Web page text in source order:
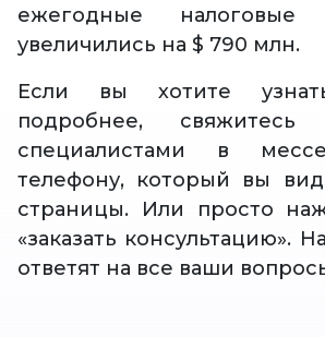
ежегодные налоговые
увеличились на $ 790 млн.
Если вы хотите
подробнее,
специалистами в
телефону, который вы
страницы. Или просто
«заказать консультацию».
ответят на все ваши